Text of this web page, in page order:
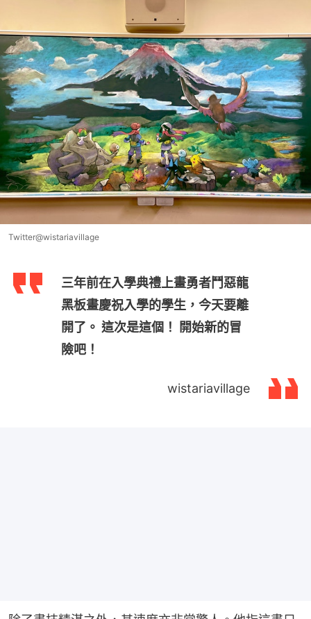
Twitter@wistariavillage
三年前在入學典禮上畫勇者鬥惡龍
黑板畫慶祝入學的學生，今天要離
開了。 這次是這個！ 開始新的冒
險吧！
wistariavillage